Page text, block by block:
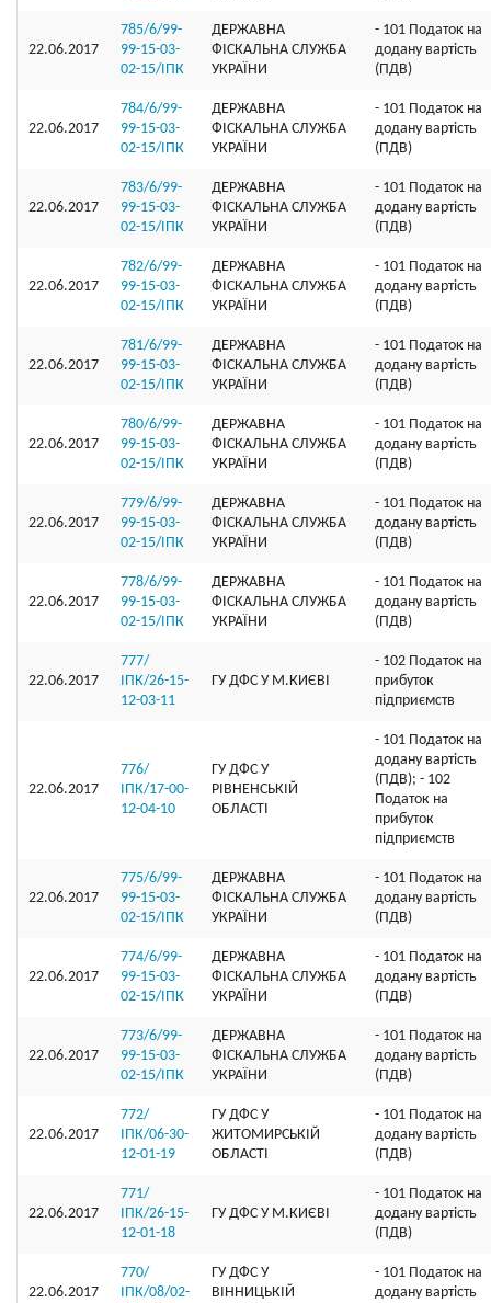
22.06.2017
785/6/99-
99-15-03-
02-15/ІПК
ДЕРЖАВНА
ФІСКАЛЬНА СЛУЖБА
УКРАЇНИ
- 101 Податок на
додану вартість
(ПДВ)
22.06.2017
784/6/99-
99-15-03-
02-15/ІПК
ДЕРЖАВНА
ФІСКАЛЬНА СЛУЖБА
УКРАЇНИ
- 101 Податок на
додану вартість
(ПДВ)
22.06.2017
783/6/99-
99-15-03-
02-15/ІПК
ДЕРЖАВНА
ФІСКАЛЬНА СЛУЖБА
УКРАЇНИ
- 101 Податок на
додану вартість
(ПДВ)
22.06.2017
782/6/99-
99-15-03-
02-15/ІПК
ДЕРЖАВНА
ФІСКАЛЬНА СЛУЖБА
УКРАЇНИ
- 101 Податок на
додану вартість
(ПДВ)
22.06.2017
781/6/99-
99-15-03-
02-15/ІПК
ДЕРЖАВНА
ФІСКАЛЬНА СЛУЖБА
УКРАЇНИ
- 101 Податок на
додану вартість
(ПДВ)
22.06.2017
780/6/99-
99-15-03-
02-15/ІПК
ДЕРЖАВНА
ФІСКАЛЬНА СЛУЖБА
УКРАЇНИ
- 101 Податок на
додану вартість
(ПДВ)
22.06.2017
779/6/99-
99-15-03-
02-15/ІПК
ДЕРЖАВНА
ФІСКАЛЬНА СЛУЖБА
УКРАЇНИ
- 101 Податок на
додану вартість
(ПДВ)
22.06.2017
778/6/99-
99-15-03-
02-15/ІПК
ДЕРЖАВНА
ФІСКАЛЬНА СЛУЖБА
УКРАЇНИ
- 101 Податок на
додану вартість
(ПДВ)
22.06.2017
777/
ІПК/26-15-
12-03-11
ГУ ДФС У М.КИЄВI
- 102 Податок на
прибуток
підприємств
22.06.2017
776/
ІПК/17-00-
12-04-10
ГУ ДФС У
РIВНЕНСЬКIЙ
ОБЛАСТI
- 101 Податок на
додану вартість
(ПДВ); - 102
Податок на
прибуток
підприємств
22.06.2017
775/6/99-
99-15-03-
02-15/ІПК
ДЕРЖАВНА
ФІСКАЛЬНА СЛУЖБА
УКРАЇНИ
- 101 Податок на
додану вартість
(ПДВ)
22.06.2017
774/6/99-
99-15-03-
02-15/ІПК
ДЕРЖАВНА
ФІСКАЛЬНА СЛУЖБА
УКРАЇНИ
- 101 Податок на
додану вартість
(ПДВ)
22.06.2017
773/6/99-
99-15-03-
02-15/ІПК
ДЕРЖАВНА
ФІСКАЛЬНА СЛУЖБА
УКРАЇНИ
- 101 Податок на
додану вартість
(ПДВ)
22.06.2017
772/
ІПК/06-30-
12-01-19
ГУ ДФС У
ЖИТОМИРСЬКIЙ
ОБЛАСТI
- 101 Податок на
додану вартість
(ПДВ)
22.06.2017
771/
ІПК/26-15-
12-01-18
ГУ ДФС У М.КИЄВI
- 101 Податок на
додану вартість
(ПДВ)
22.06.2017
770/
ІПК/08/02-
ГУ ДФС У
ВIННИЦЬКIЙ
- 101 Податок на
додану вартість